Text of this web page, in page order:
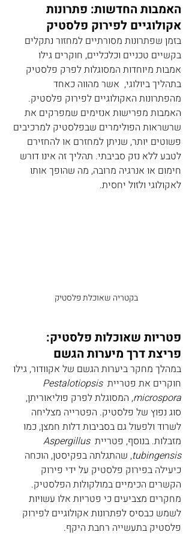
האמבות החדשות: פתרונות
אקולוגיים לפירוק פלסטיק
בזמן שפתרונות מסורתיים למחזור נתקלים
בקשיים טכניים וכלכליים, חוקרים גילו
אמבות מיוחדות המסוגלות לפרק פלסטיק
בתהליך ביולוגי,  אשר מהווה כאחד
מהפתרונות האקולוגיים לפירוק פלסטיק.
האמבות מפרישות אנזימים שמפרקים את
שרשראות הפולימרים שבפלסטיק למרכיבים
פשוטים יותר, שניתן למחזרם או להחזירם
לטבע ללא נזק סביבתי. תהליך זה אינו דורש
חימום או אנרגיה מרובה, מה שהופך אותו
לאקולוגי ולזול יחסית.
בקטריה שאוכלת פלסטיק
פטריות שאוכלות פלסטיק:
פריצת דרך מיערות הגשם
במהלך מחקר ביערות הגשם של אקוודור, גילו
חוקרים את פטריית Pestalotiopsis
microspora, המסוגלת לפרק פוליאוריתן,
סוג נפוץ של פלסטיק. הפטרייה מצליחה
לשרוד ולפעול גם בסביבות דלות חמצן, כמו
מזבלות. בנוסף, פטריית Aspergillus
tubingensis, שהתגלתה בפקיסטן, הוכחה
כיעילה בפירוק פלסטיק על ידי פירוק
הקשרים הכימיים במולקולות הפלסטיק.
מחקרים מצביעים כי פטריות אלו עשויות
לשמש כבסיס לפתרונות אקולוגיים לפירוק
פלסטיק בתעשייה רחבת היקף.